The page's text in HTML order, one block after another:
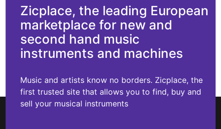
Zicplace, the leading European
marketplace for new and
second hand music
instruments and machines
Music and artists know no borders. Zicplace, the
first trusted site that allows you to find, buy and
sell your musical instruments